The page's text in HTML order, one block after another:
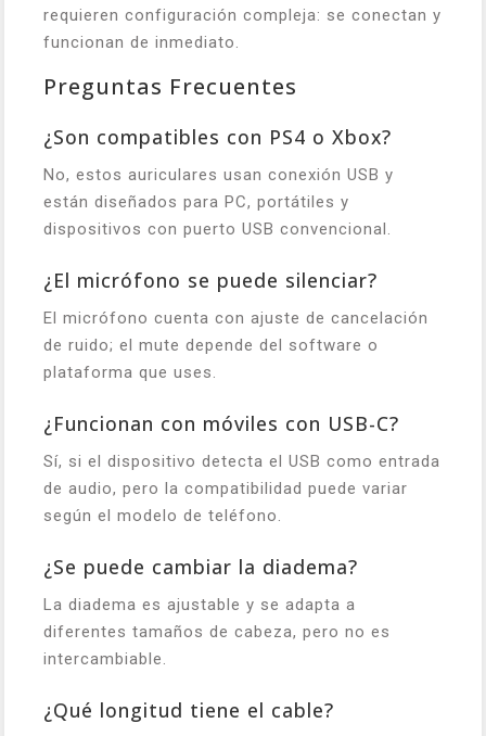
requieren configuración compleja: se conectan y
funcionan de inmediato.
Preguntas Frecuentes
¿Son compatibles con PS4 o Xbox?
No, estos auriculares usan conexión USB y
están diseñados para PC, portátiles y
dispositivos con puerto USB convencional.
¿El micrófono se puede silenciar?
El micrófono cuenta con ajuste de cancelación
de ruido; el mute depende del software o
plataforma que uses.
¿Funcionan con móviles con USB-C?
Sí, si el dispositivo detecta el USB como entrada
de audio, pero la compatibilidad puede variar
según el modelo de teléfono.
¿Se puede cambiar la diadema?
La diadema es ajustable y se adapta a
diferentes tamaños de cabeza, pero no es
intercambiable.
¿Qué longitud tiene el cable?